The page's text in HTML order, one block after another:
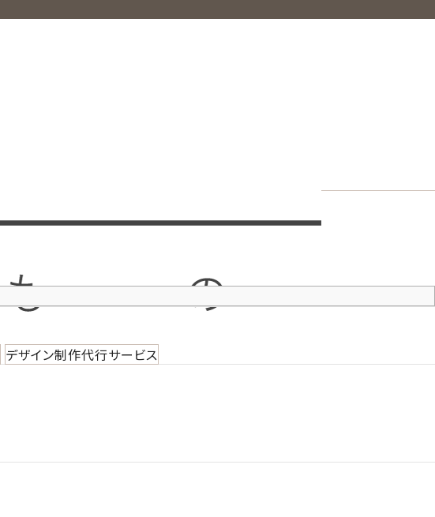
デザイン制作代行サービス